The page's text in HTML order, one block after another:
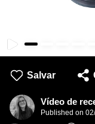
Salvar
Vídeo de
Published on